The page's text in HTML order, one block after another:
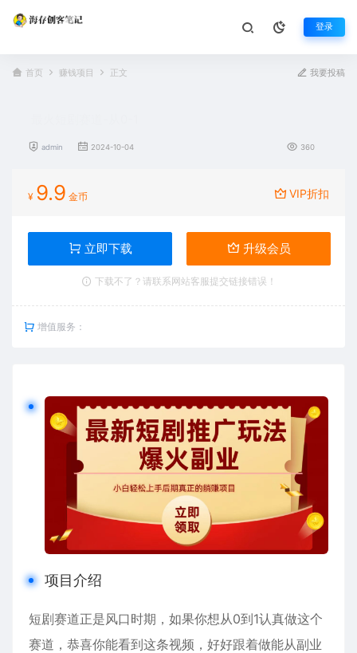
登录
首页 赚钱项目 正文 我要投稿
admin 2024-10-04 360
¥ 9.9 金币 VIP折扣
立即下载 升级会员
下载不了？请联系网站客服提交链接错误！
增值服务：
项目介绍
短剧赛道正是风口时期，如果你想从0到1认真做这个
赛道，恭喜你能看到这条视频，好好跟着做能从副业